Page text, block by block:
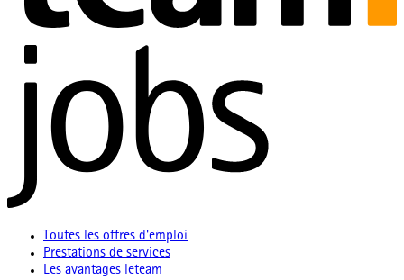
Toutes les offres d'emploi
Prestations de services
Les avantages leteam